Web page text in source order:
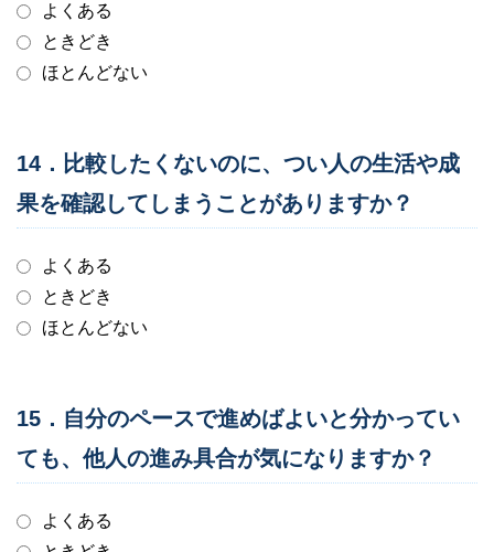
よくある
ときどき
ほとんどない
14．比較したくないのに、つい人の生活や成
果を確認してしまうことがありますか？
よくある
ときどき
ほとんどない
15．自分のペースで進めばよいと分かってい
ても、他人の進み具合が気になりますか？
よくある